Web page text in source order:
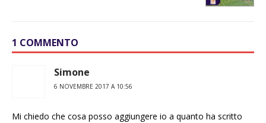
1 COMMENTO
Simone
6 NOVEMBRE 2017 A 10:56
Mi chiedo che cosa posso aggiungere io a quanto ha scritto